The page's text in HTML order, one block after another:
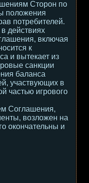
Сторон по
положения
потребителей.
действиях
включая
к
и вытекает из
санкции
баланса
участвующих в
частью игрового
Соглашения,
возложен на
окончательны и